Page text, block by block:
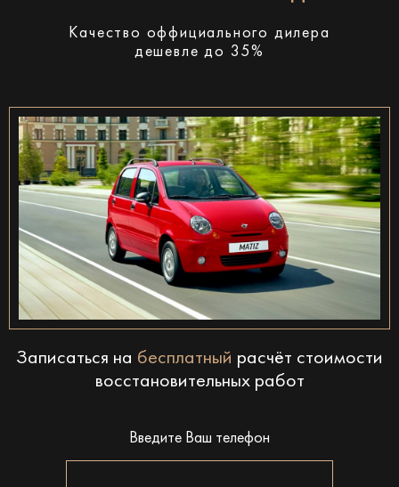
Качество оффициального дилера
дешевле до 35%
Записаться на бесплатный расчёт стоимости
восстановительных работ
Введите Ваш телефон